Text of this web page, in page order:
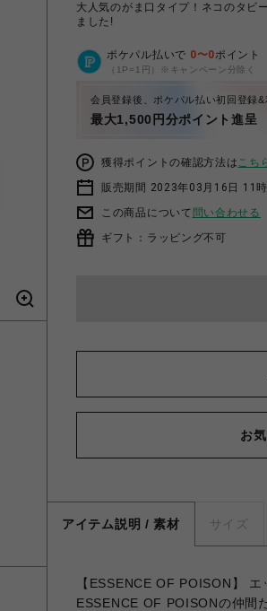
大人気のがま口タイプ！ネコのタビ
ました!
ポケパル払いで 0〜0ポイント
（1P=1円）※キャンペーン分除く
会員登録後、ポケパル払い初回登録&
最大1,500円分ポイント進呈
獲得ポイントの確認方法はこち
販売期間 2023年03月16日 11
この商品について 問い合わせる
ギフト：ラッピング不可
お
アイテム説明 / 素材 サイズ
【ESSENCE OF POISON】
ESSENCE OF POISONの仲間